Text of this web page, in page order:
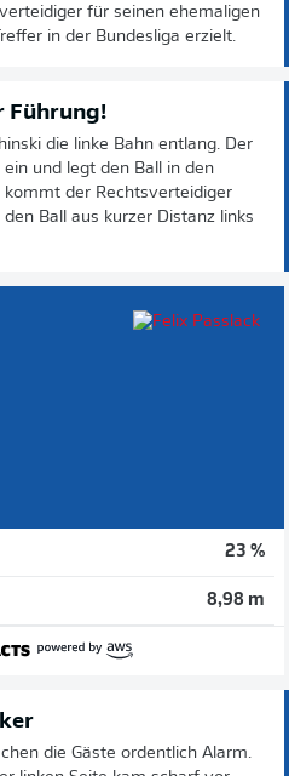
für seinen ehemaligen
in der Bundesliga erzielt.
Führung!
die linke Bahn entlang. Der
und legt den Ball in den
kommt der Rechtsverteidiger
Ball aus kurzer Distanz links
23 %
8,98 m
die Gäste ordentlich Alarm.